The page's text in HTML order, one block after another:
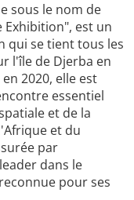
sous le nom de
Exhibition", est un
qui se tient tous les
l'île de Djerba en
2020, elle est
essentiel
et de la
et du
par
dans le
pour ses